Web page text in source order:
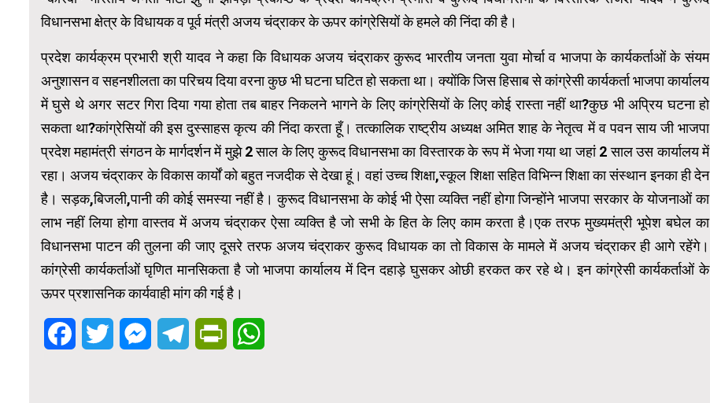
विधानसभा क्षेत्र के विधायक व पूर्व मंत्री अजय चंद्राकर के ऊपर कांग्रेसियों के हमले की निंदा की है।
प्रदेश कार्यक्रम प्रभारी श्री यादव ने कहा कि विधायक अजय चंद्राकर कुरूद भारतीय जनता युवा मोर्चा व भाजपा के कार्यकर्ताओं के संयम
अनुशासन व सहनशीलता का परिचय दिया वरना कुछ भी घटना घटित हो सकता था। क्योंकि जिस हिसाब से कांग्रेसी कार्यकर्ता भाजपा कार्यालय
में घुसे थे अगर सटर गिरा दिया गया होता तब बाहर निकलने भागने के लिए कांग्रेसियों के लिए कोई रास्ता नहीं था?कुछ भी अप्रिय घटना हो
सकता था?कांग्रेसियों की इस दुस्साहस कृत्य की निंदा करता हूँ। तत्कालिक राष्ट्रीय अध्यक्ष अमित शाह के नेतृत्व में व पवन साय जी भाजपा
प्रदेश महामंत्री संगठन के मार्गदर्शन में मुझे 2 साल के लिए कुरूद विधानसभा का विस्तारक के रूप में भेजा गया था जहां 2 साल उस कार्यालय में
रहा। अजय चंद्राकर के विकास कार्यों को बहुत नजदीक से देखा हूं। वहां उच्च शिक्षा,स्कूल शिक्षा सहित विभिन्न शिक्षा का संस्थान इनका ही देन
है। सड़क,बिजली,पानी की कोई समस्या नहीं है। कुरूद विधानसभा के कोई भी ऐसा व्यक्ति नहीं होगा जिन्होंने भाजपा सरकार के योजनाओं का
लाभ नहीं लिया होगा वास्तव में अजय चंद्राकर ऐसा व्यक्ति है जो सभी के हित के लिए काम करता है।एक तरफ मुख्यमंत्री भूपेश बघेल का
विधानसभा पाटन की तुलना की जाए दूसरे तरफ अजय चंद्राकर कुरूद विधायक का तो विकास के मामले में अजय चंद्राकर ही आगे रहेंगे।
कांग्रेसी कार्यकर्ताओं घृणित मानसिकता है जो भाजपा कार्यालय में दिन दहाड़े घुसकर ओछी हरकत कर रहे थे। इन कांग्रेसी कार्यकर्ताओं के
ऊपर प्रशासनिक कार्यवाही मांग की गई है।
FacebookTwitter MessengerTelegramPrintFriendly